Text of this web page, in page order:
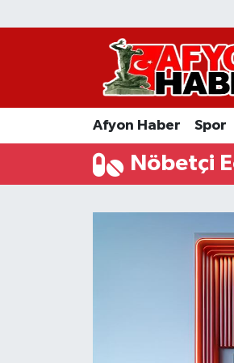
Afyon Haber Spor
Nöbetçi
Afyon Haber
Spor
Asayiş Yaşam